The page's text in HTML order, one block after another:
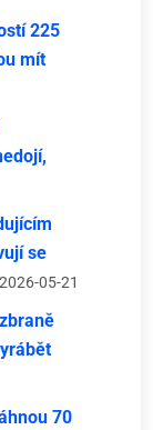
225
mít
se
05-21
70